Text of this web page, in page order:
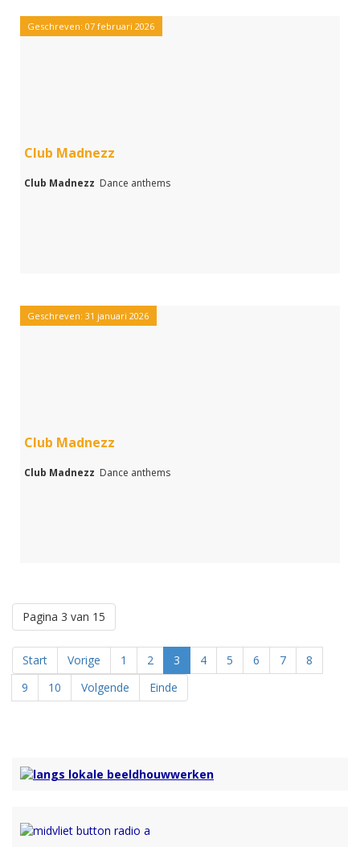
Geschreven: 07 februari 2026
Club Madnezz
Club Madnezz Dance anthems
Geschreven: 31 januari 2026
Club Madnezz
Club Madnezz Dance anthems
Pagina 3 van 15
Start Vorige 1 2 3 4 5 6 7
8
9
10 Volgende Einde